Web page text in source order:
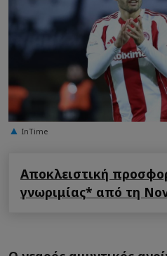
InTime
Αποκλειστική
γνωριμίας* από τη